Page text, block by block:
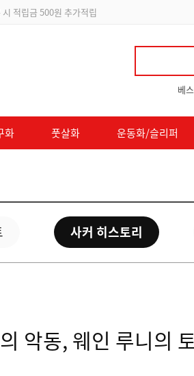
시 적립금 500원 추가적립
베
화 풋살화 운동화/슬리퍼
사커 히스토리
악동, 웨인 루니의